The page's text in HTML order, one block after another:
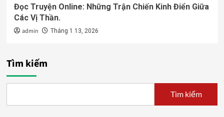
Đọc Truyện Online: Những Trận Chiến Kinh Điển Giữa
Các Vị Thần.
admin Tháng 1 13, 2026
Tìm kiếm
Tìm kiếm